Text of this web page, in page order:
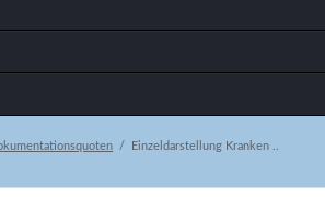
Einzeldarstellung Kranken ..